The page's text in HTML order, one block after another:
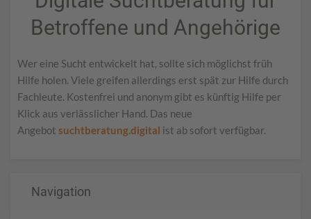
Betroffene und Angehörige
Wer eine Sucht entwickelt hat, sollte sich möglichst früh
Hilfe holen. Viele greifen allerdings erst spät zur Hilfe durch
Fachleute. Kostenfrei und anonym gibt es künftig Hilfe per
Klick aus verlässlicher Hand. Das neue
Angebot suchtberatung.digital ist ab sofort verfügbar.
Navigation